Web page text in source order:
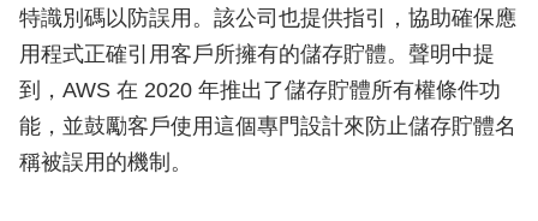
特識別碼以防誤用。該公司也提供指引，協助確保應
用程式正確引用客戶所擁有的儲存貯體。聲明中提
到，AWS 在 2020 年推出了儲存貯體所有權條件功
能，並鼓勵客戶使用這個專門設計來防止儲存貯體名
稱被誤用的機制。